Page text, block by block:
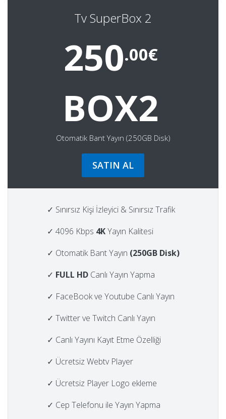
Tv SuperBox 2
250.00€
BOX2
Otomatik Bant Yayın (250GB Disk)
SATIN AL
✓ Sınırsız Kişi İzleyici & Sınırsız Trafik
✓ 4096 Kbps 4KYayın Kalitesi
✓ Otomatik Bant Yayın (250GB Disk)
✓ FULL HD Canlı Yayın Yapma
✓ FaceBook ve Youtube Canlı Yayın
✓ Twitter ve Twitch Canlı Yayın
✓ Canlı Yayını Kayıt Etme Özelliği
✓ Ücretsiz Webtv Player
✓ Ücretsiz Player Logo ekleme
✓ Cep Telefonu ile Yayın Yapma